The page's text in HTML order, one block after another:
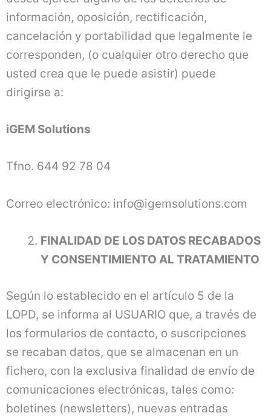
información, oposición, rectificación,
cancelación y portabilidad que legalmente le
corresponden, (o cualquier otro derecho que
usted crea que le puede asistir) puede
dirigirse a:
iGEM Solutions
Tfno. 644 92 78 04
Correo electrónico: info@igemsolutions.com
FINALIDAD DE LOS DATOS RECABADOS
Y CONSENTIMIENTO AL TRATAMIENTO
Según lo establecido en el artículo 5 de la
LOPD, se informa al USUARIO que, a través de
los formularios de contacto, o suscripciones
se recaban datos, que se almacenan en un
fichero, con la exclusiva finalidad de envío de
comunicaciones electrónicas, tales como:
boletines (newsletters), nuevas entradas